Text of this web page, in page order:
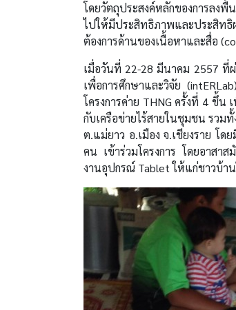
โดยวัตถุประสงค์หลักของการลง
ไปให้มีประสิทธิภาพและประสิทธิ
ต้องการด้านของเนื้อหาและสื่อ
เมื่อวันที่ 22-28 มีนาคม 2557 ที่
เพื่อการศึกษาและวิจัย
โครงการค่าย THNG ครั้งที่ 4 ขึ้น
กับเครือข่ายไร้สายในชุมชน รว
ต.แม่ยาว อ.เมือง จ.เชียงราย โด
คน เข้าร่วมโครงการ โดยอาสา
งานอุปกรณ์ Tablet ให้แก่ชาวบ้า